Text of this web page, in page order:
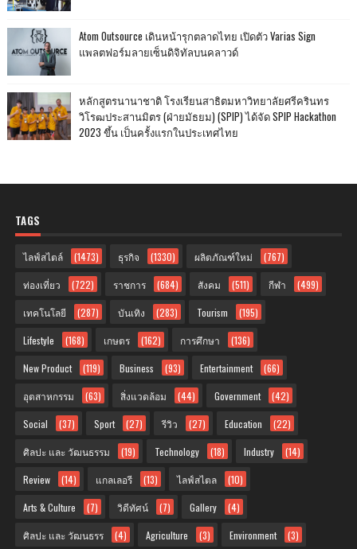
Atom Outsource เดินหน้ารุกตลาดไทย เปิดตัว Varias Sign
แพลตฟอร์มลายเซ็นดิจิทัลบนคลาวด์
หลักสูตรนานาชาติ โรงเรียนสาธิตมหาวิทยาลัยศรีครินทร
วิโรฒประสานมิตร (ฝ่ายมัธยม) (SPIP) ได้จัด SPIP Hackathon
2023 ขึ้น เป็นครั้งแรกในประเทศไทย
TAGS
ไลฟ์สไตล์ (1473) ธุรกิจ (1330) ผลิตภัณฑ์ใหม่ (767)
ท่องเที่ยว (722) ราชการ (684) สังคม (511) กีฬา (499)
เทคโนโลยี (287) บันเทิง (283) Tourism (195)
Lifestyle (168) เกษตร (162) การศึกษา (136)
New Product (119) Business (93) Entertainment (66)
อุตสาหกรรม (63) สิ่งแวดล้อม (44) Government (42)
Social (37) Sport (27) รีวิว (27) Education (22)
ศิลปะ และ วัฒนธรรม (19) Technology (18) Industry (14)
Review (14) แกลเลอรี (13) ไลฟ์สไตล (10)
Arts & Culture (7) วิดีทัศน์ (7) Gallery (4)
ศิลปะ และ วัฒนธรร (4) Agriculture (3) Environment (3)